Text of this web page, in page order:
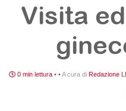
Visita
0 min lettura • •A cura di Redazione